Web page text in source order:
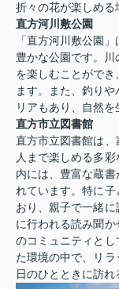
折々の花が楽しめる
直方河川敷公園
「直方河川敷公園
豊かな公園です。
を楽しむことがで
ます。また、釣り
リアもあり、自然を
直方市立図書館
直方市立図書館は
人まで楽しめる多
内には、豊富な蔵
れています。特に
おり、親子で一緒
に行われる読み聞
のコミュニティと
た環境の中で、リ
日のひとときに訪れ